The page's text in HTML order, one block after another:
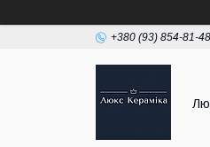
+380 (93) 854-81-48